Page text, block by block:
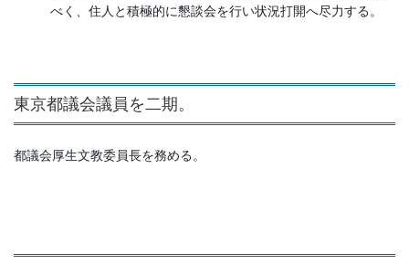
べく、住人と積極的に懇談会を行い状況打開へ尽力する。
東京都議会議員を二期。
都議会厚生文教委員長を務める。